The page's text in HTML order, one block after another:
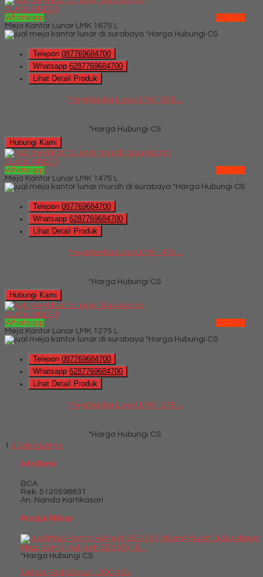
QUICK ORDER
Whatsapp
via SMS
Meja Kantor Lunar LMK 1675 L
*Harga Hubungi CS
Telepon 087769684700
Whatsapp 6287769684700
Lihat Detail Produk
Meja Kantor Lunar LMK 1675 L
*Harga Hubungi CS
Hubungi Kami
QUICK ORDER
Whatsapp
via SMS
Meja Kantor Lunar LMK 1475 L
*Harga Hubungi CS
Telepon 087769684700
Whatsapp 6287769684700
Lihat Detail Produk
Meja Kantor Lunar LMK 1475 L
*Harga Hubungi CS
Hubungi Kami
QUICK ORDER
Whatsapp
via SMS
Meja Kantor Lunar LMK 1275 L
*Harga Hubungi CS
Telepon 087769684700
Whatsapp 6287769684700
Lihat Detail Produk
Meja Kantor Lunar LMK 1275 L
*Harga Hubungi CS
1 2 Selanjutnya
Info Bank
BCA
Rek. 5120598831
An. Nanda Kartikasari
Produk Pilihan
Meja Kantor Aditech SSD 18 (18....
*Harga Hubungi CS
Lemari Arsip Donati DOC 46 L